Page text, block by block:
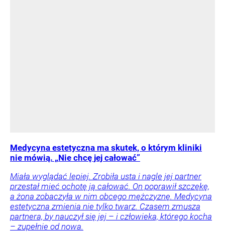
Medycyna estetyczna ma skutek, o którym kliniki
nie mówią. „Nie chcę jej całować”
Miała wyglądać lepiej. Zrobiła usta i nagle jej partner
przestał mieć ochotę ją całować. On poprawił szczękę,
a żona zobaczyła w nim obcego mężczyznę. Medycyna
estetyczna zmienia nie tylko twarz. Czasem zmusza
partnera, by nauczył się jej – i człowieka, którego kocha
– zupełnie od nowa.